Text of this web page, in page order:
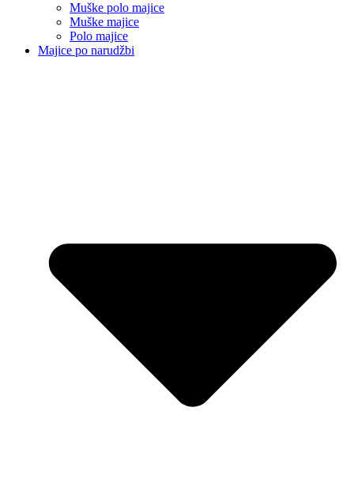
Muške polo majice
Muške majice
Polo majice
Majice po narudžbi